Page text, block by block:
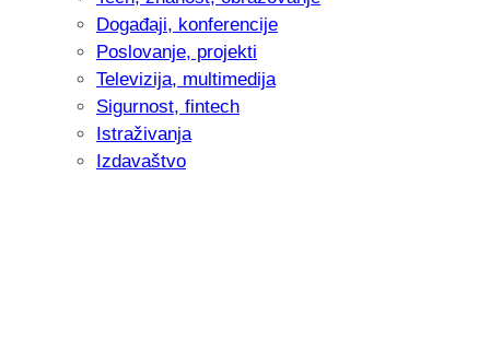
Događaji, konferencije
Poslovanje, projekti
Televizija, multimedija
Sigurnost, fintech
Istraživanja
Izdavaštvo